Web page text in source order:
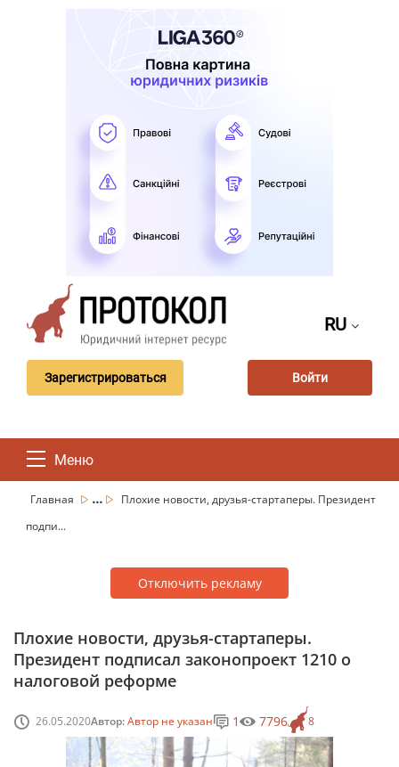
RU
Зарегистрироваться Войти
Меню
Главная ...
Плохие новости, друзья-стартаперы. Президент
подпи...
Отключить рекламу
Плохие новости, друзья-стартаперы.
Президент подписал законопроект 1210 о
налоговой реформе
26.05.2020Автор:Автор не указан 8
1 7796